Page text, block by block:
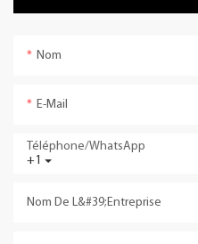
Nom
E-Mail
+1
Téléphone/WhatsApp
Nom De L&#39;entreprise